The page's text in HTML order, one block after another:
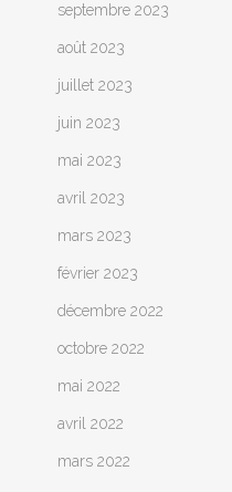
septembre 2023
août 2023
juillet 2023
juin 2023
mai 2023
avril 2023
mars 2023
février 2023
décembre 2022
octobre 2022
mai 2022
avril 2022
mars 2022